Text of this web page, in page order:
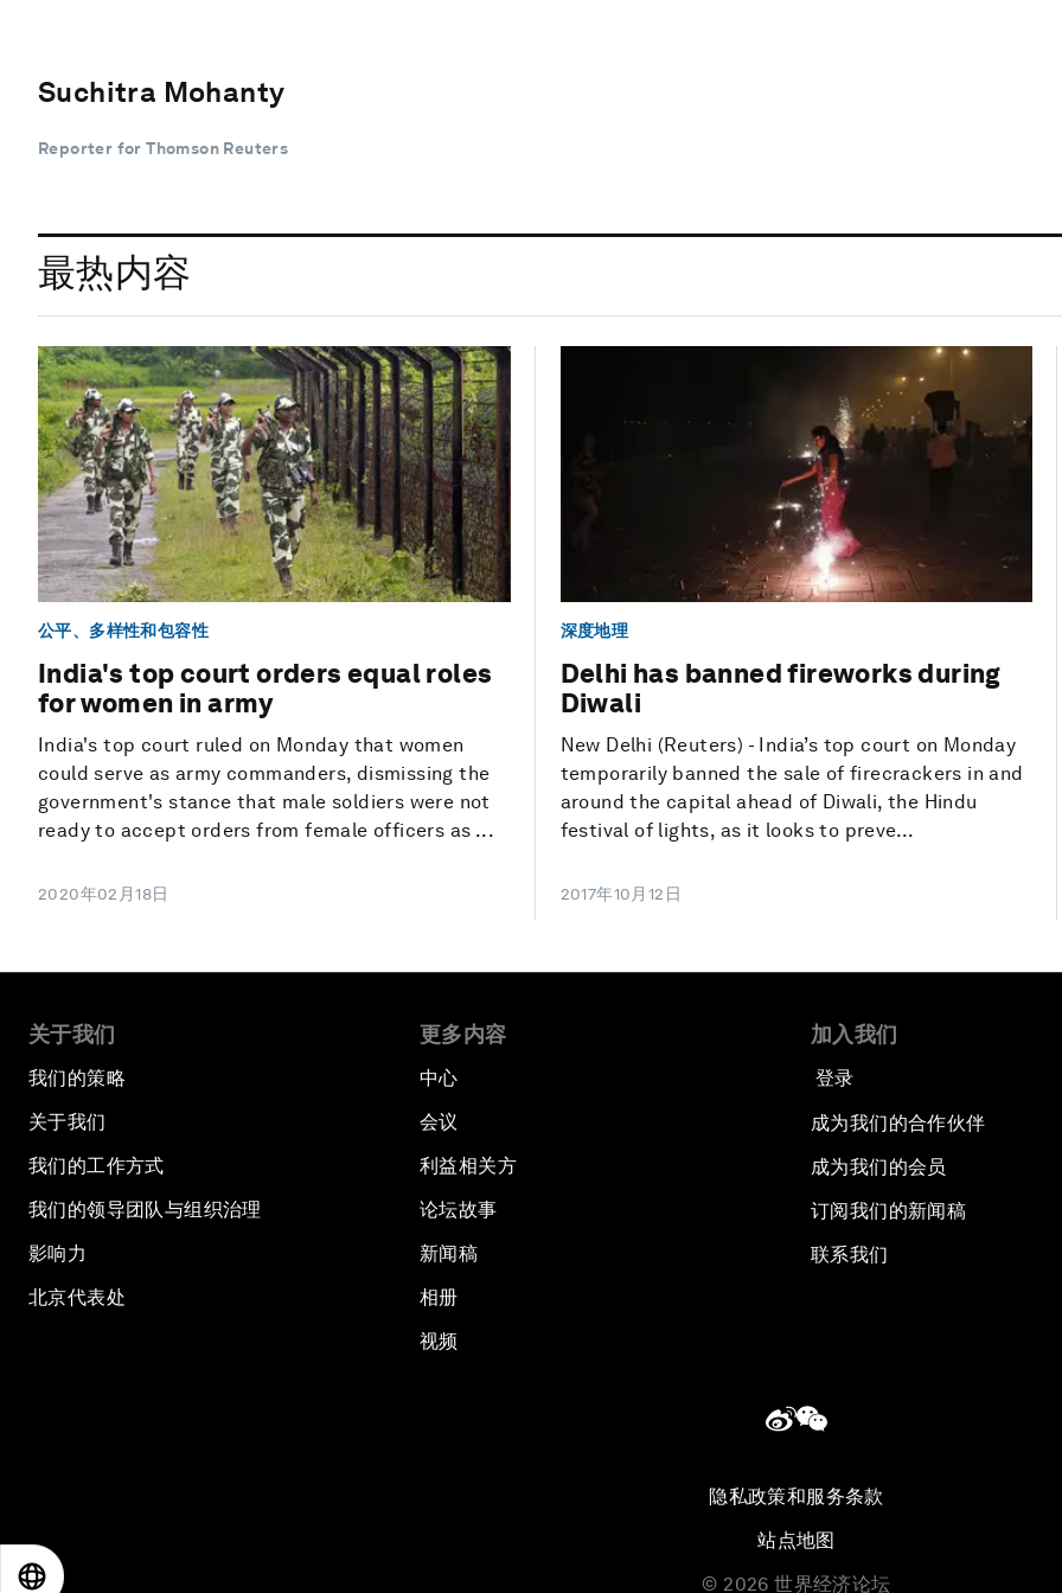
Suchitra Mohanty
Reporter for Thomson Reuters
最热内容
公平、多样性和包容性
India's top court orders equal roles
for women in army
India's top court ruled on Monday that women
could serve as army commanders, dismissing the
government's stance that male soldiers were not
ready to accept orders from female officers as ...
2020年02月18日
深度地理
Delhi has banned fireworks during
Diwali
New Delhi (Reuters) - India’s top court on Monday
temporarily banned the sale of firecrackers in and
around the capital ahead of Diwali, the Hindu
festival of lights, as it looks to preve...
2017年10月12日
关于我们
我们的策略
关于我们
我们的工作方式
我们的领导团队与组织治理
影响力
北京代表处
更多内容
中心
会议
利益相关方
论坛故事
新闻稿
相册
视频
加入我们
登录
成为我们的合作伙伴
成为我们的会员
订阅我们的新闻稿
联系我们
隐私政策和服务条款
站点地图
© 2026 世界经济论坛